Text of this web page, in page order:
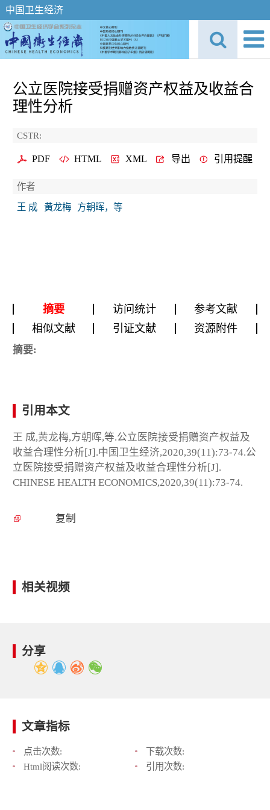
中国卫生经济
公立医院接受捐赠资产权益及收益合
理性分析
CSTR:
PDF HTML XML 导出 引用提醒
作者
王 成
黄龙梅 方朝晖，等
摘要 访问统计
参考文献
相似文献
引证文献 资源附件
摘要:
引用本文
王 成,黄龙梅,方朝晖,等.公立医院接受捐赠资产权益及
收益合理性分析[J].中国卫生经济,2020,39(11):73-74.公
立医院接受捐赠资产权益及收益合理性分析[J].
CHINESE HEALTH ECONOMICS,2020,39(11):73-74.
复制
相关视频
分享
文章指标
点击次数:
下载次数:
Html阅读次数:
引用次数: